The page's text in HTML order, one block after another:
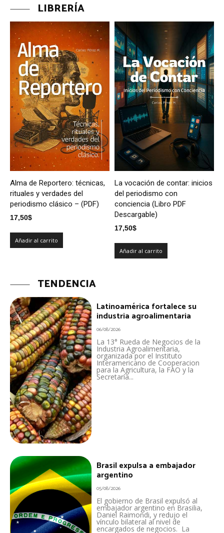
LIBRERÍA
Alma de Reportero: técnicas,
rituales y verdades del
periodismo clásico – (PDF)
17,50$
Añadir al carrito
La vocación de contar: inicios
del periodismo con
conciencia (Libro PDF
Descargable)
17,50$
Añadir al carrito
TENDENCIA
Latinoamérica fortalece su
industria agroalimentaria
06/08/2026
La 13° Rueda de Negocios de la
Industria Agroalimentaria,
organizada por el Instituto
Interamericano de Cooperacion
para la Agricultura, la FAO y la
Secretaría...
Brasil expulsa a embajador
argentino
05/08/2026
El gobierno de Brasil expulsó al
embajador argentino en Brasilia,
Daniel Raimondi, y redujo el
vínculo bilateral al nivel de
encargados de negocios. La